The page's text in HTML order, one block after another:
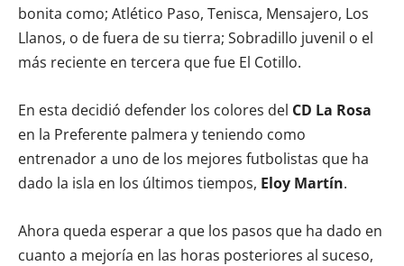
bonita como; Atlético Paso, Tenisca, Mensajero, Los
Llanos, o de fuera de su tierra; Sobradillo juvenil o el
más reciente en tercera que fue El Cotillo.
En esta decidió defender los colores del CD La Rosa
en la Preferente palmera y teniendo como
entrenador a uno de los mejores futbolistas que ha
dado la isla en los últimos tiempos, Eloy Martín.
Ahora queda esperar a que los pasos que ha dado en
cuanto a mejoría en las horas posteriores al suceso,